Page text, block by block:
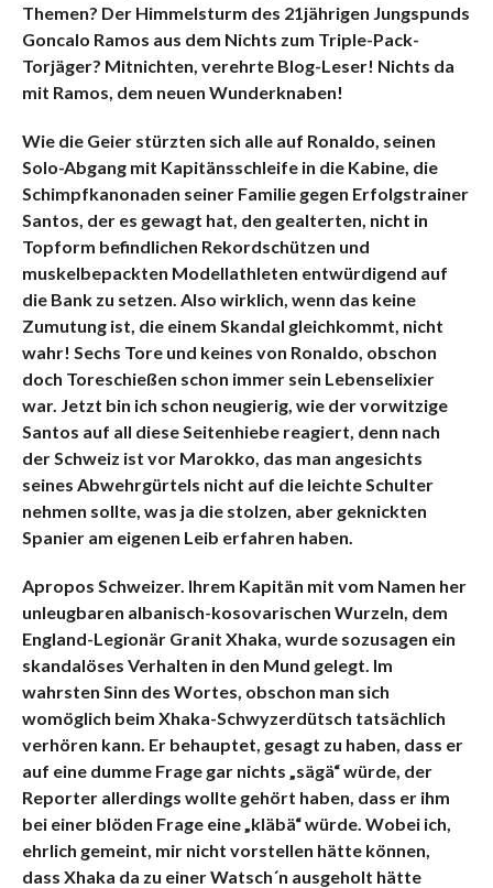
Themen? Der Himmelsturm des 21jährigen Jungspunds
Goncalo Ramos aus dem Nichts zum Triple-Pack-
Torjäger? Mitnichten, verehrte Blog-Leser! Nichts da
mit Ramos, dem neuen Wunderknaben!
Wie die Geier stürzten sich alle auf Ronaldo, seinen
Solo-Abgang mit Kapitänsschleife in die Kabine, die
Schimpfkanonaden seiner Familie gegen Erfolgstrainer
Santos, der es gewagt hat, den gealterten, nicht in
Topform befindlichen Rekordschützen und
muskelbepackten Modellathleten entwürdigend auf
die Bank zu setzen. Also wirklich, wenn das keine
Zumutung ist, die einem Skandal gleichkommt, nicht
wahr! Sechs Tore und keines von Ronaldo, obschon
doch Toreschießen schon immer sein Lebenselixier
war. Jetzt bin ich schon neugierig, wie der vorwitzige
Santos auf all diese Seitenhiebe reagiert, denn nach
der Schweiz ist vor Marokko, das man angesichts
seines Abwehrgürtels nicht auf die leichte Schulter
nehmen sollte, was ja die stolzen, aber geknickten
Spanier am eigenen Leib erfahren haben.
Apropos Schweizer. Ihrem Kapitän mit vom Namen her
unleugbaren albanisch-kosovarischen Wurzeln, dem
England-Legionär Granit Xhaka, wurde sozusagen ein
skandalöses Verhalten in den Mund gelegt. Im
wahrsten Sinn des Wortes, obschon man sich
womöglich beim Xhaka-Schwyzerdütsch tatsächlich
verhören kann. Er behauptet, gesagt zu haben, dass er
auf eine dumme Frage gar nichts „sägä“ würde, der
Reporter allerdings wollte gehört haben, dass er ihm
bei einer blöden Frage eine „kläbä“ würde. Wobei ich,
ehrlich gemeint, mir nicht vorstellen hätte können,
dass Xhaka da zu einer Watsch´n ausgeholt hätte